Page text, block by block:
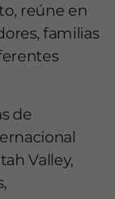
, reúne en
familias
de
Valley,